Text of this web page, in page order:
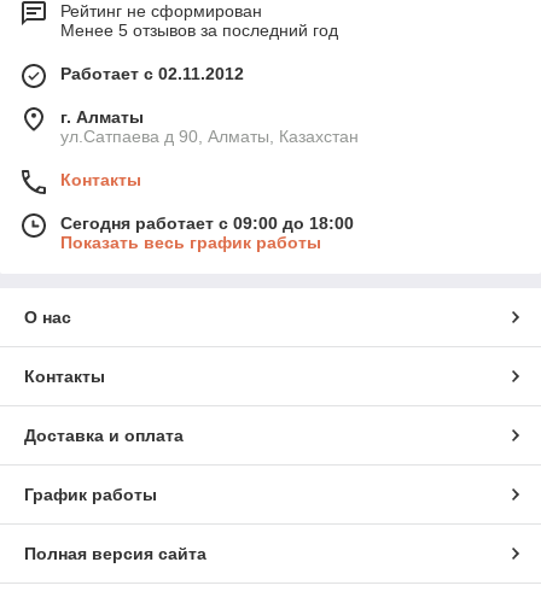
Рейтинг не сформирован
Менее 5 отзывов за последний год
Работает с 02.11.2012
г. Алматы
ул.Сатпаева д 90, Алматы, Казахстан
Контакты
Сегодня работает с 09:00 до 18:00
Показать весь график работы
О нас
Контакты
Доставка и оплата
График работы
Полная версия сайта